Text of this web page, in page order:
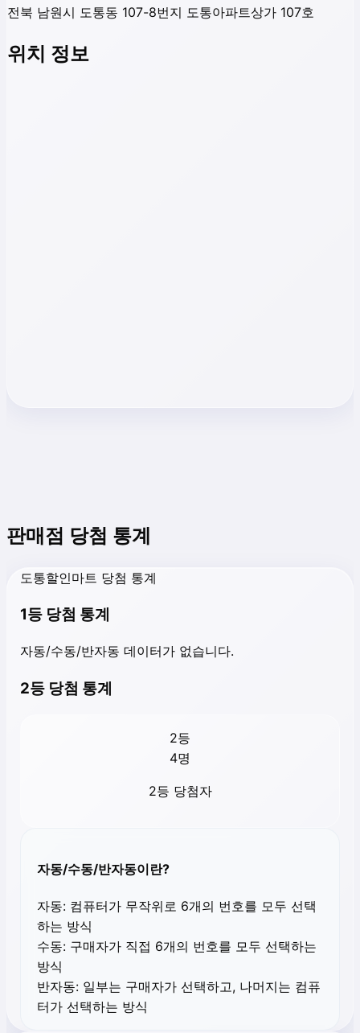
전북 남원시 도통동 107-8번지 도통아파트상가 107호
위치 정보
판매점 당첨 통계
도통할인마트 당첨 통계
1등 당첨 통계
자동/수동/반자동 데이터가 없습니다.
2등 당첨 통계
2등
4명
2등 당첨자
자동/수동/반자동이란?
자동: 컴퓨터가 무작위로 6개의 번호를 모두 선택
하는 방식
수동: 구매자가 직접 6개의 번호를 모두 선택하는
방식
반자동: 일부는 구매자가 선택하고, 나머지는 컴퓨
터가 선택하는 방식